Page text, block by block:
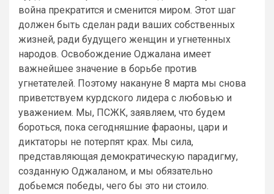
война прекратится и сменится миром. Этот шаг
должен быть сделан ради ваших собственных
жизней, ради будущего женщин и угнетенных
народов. Освобождение Оджалана имеет
важнейшее значение в борьбе против
угнетателей. Поэтому накануне 8 марта мы снова
приветствуем курдского лидера с любовью и
уважением. Мы, ПСЖК, заявляем, что будем
бороться, пока сегодняшние фараоны, цари и
диктаторы не потерпят крах. Мы сила,
представляющая демократическую парадигму,
созданную Оджаланом, и мы обязательно
добьемся победы, чего бы это ни стоило.